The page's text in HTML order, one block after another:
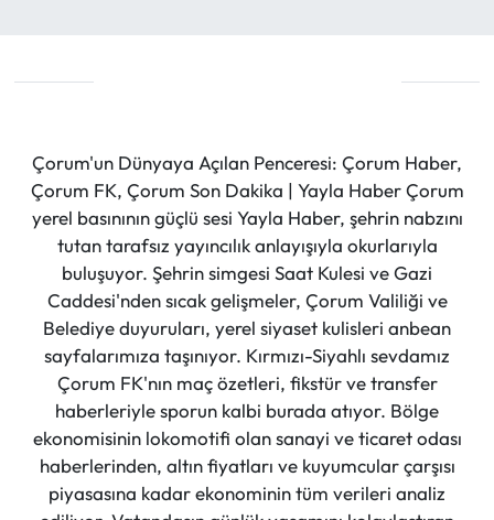
Çorum'un Dünyaya Açılan Penceresi: Çorum Haber,
Çorum FK, Çorum Son Dakika | Yayla Haber Çorum
yerel basınının güçlü sesi Yayla Haber, şehrin nabzını
tutan tarafsız yayıncılık anlayışıyla okurlarıyla
buluşuyor. Şehrin simgesi Saat Kulesi ve Gazi
Caddesi'nden sıcak gelişmeler, Çorum Valiliği ve
Belediye duyuruları, yerel siyaset kulisleri anbean
sayfalarımıza taşınıyor. Kırmızı-Siyahlı sevdamız
Çorum FK'nın maç özetleri, fikstür ve transfer
haberleriyle sporun kalbi burada atıyor. Bölge
ekonomisinin lokomotifi olan sanayi ve ticaret odası
haberlerinden, altın fiyatları ve kuyumcular çarşısı
piyasasına kadar ekonominin tüm verileri analiz